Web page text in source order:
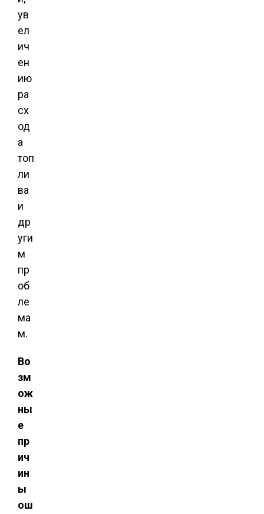
ув
ел
ич
ен
ию
ра
сх
од
а
топ
ли
ва
и
др
уги
м
пр
об
ле
ма
м.
Во
зм
ож
ны
е
пр
ич
ин
ы
ош